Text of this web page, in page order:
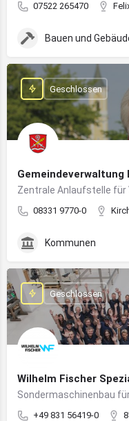
07522 265470
Bauen und
Gemeindeverwaltung
08331 9770-0
Geschlossen
Kommunen
Wilhelm Fischer
+49 831 56419-0
Geschlossen